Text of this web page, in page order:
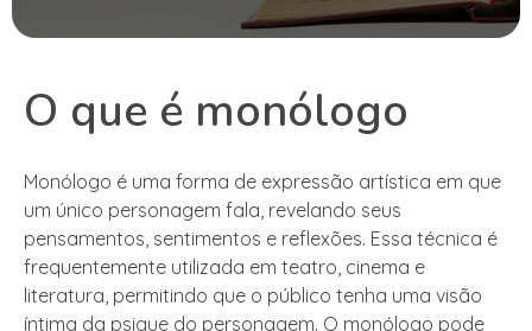
O que é monólogo
Monólogo é uma forma de expressão artística em que
um único personagem fala, revelando seus
pensamentos, sentimentos e reflexões. Essa técnica é
frequentemente utilizada em teatro, cinema e
literatura, permitindo que o público tenha uma visão
íntima da psique do personagem. O monólogo pode